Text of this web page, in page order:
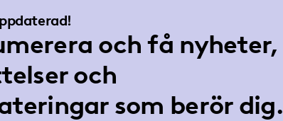
och få nyheter,
och
som berör dig.